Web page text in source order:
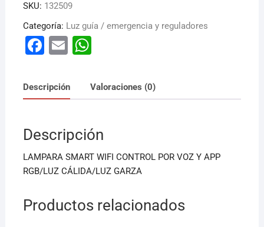
SKU: 132509
Categoría: Luz guía / emergencia y reguladores
F
c
e
o
o
k
E
ai
l
W
at
s
p
p
Descripción Valoraciones (0)
Descripción
LAMPARA SMART WIFI CONTROL POR VOZ Y APP
RGB/LUZ CÁLIDA/LUZ GARZA
Productos relacionados